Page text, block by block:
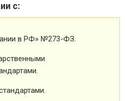
с:
в РФ» №273-ФЗ.